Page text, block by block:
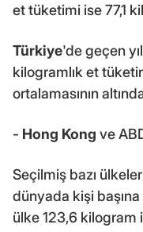
et tüketimi ise 77,1
Türkiye'de geçen
kilogramlık et
ortalamasının
- Hong Kong ve
Seçilmiş bazı
dünyada kişi
ülke 123,6 kilogram